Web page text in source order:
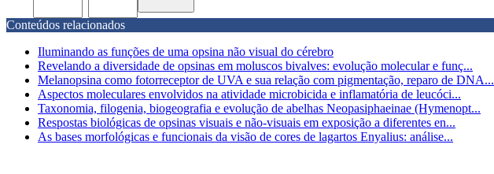
Conteúdos relacionados
Iluminando as funções de uma opsina não visual do cérebro
Revelando a diversidade de opsinas em moluscos bivalves: evolução molecular e funç...
Melanopsina como fotorreceptor de UVA e sua relação com pigmentação, reparo de DNA...
Aspectos moleculares envolvidos na atividade microbicida e inflamatória de leucóci...
Taxonomia, filogenia, biogeografia e evolução de abelhas Neopasiphaeinae (Hymenopt...
Respostas biológicas de opsinas visuais e não-visuais em exposição a diferentes en...
As bases morfológicas e funcionais da visão de cores de lagartos Enyalius: análise...